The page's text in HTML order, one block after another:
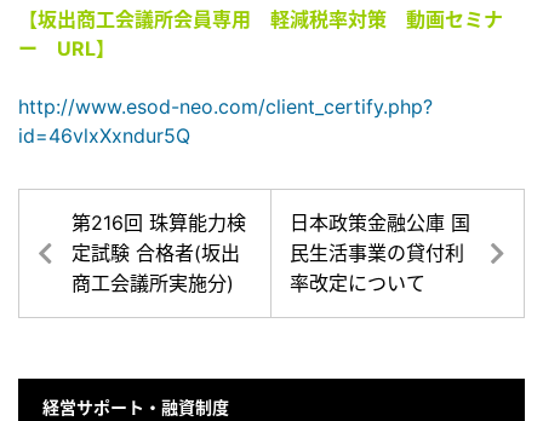
【坂出商工会議所会員専用 軽減税率対策 動画セミナ
ー URL】
http://www.esod-neo.com/client_certify.php?
id=46vlxXxndur5Q
第216回 珠算能力検
定試験 合格者(坂出
商工会議所実施分)
日本政策金融公庫 国
民生活事業の貸付利
率改定について
経営サポート・融資制度